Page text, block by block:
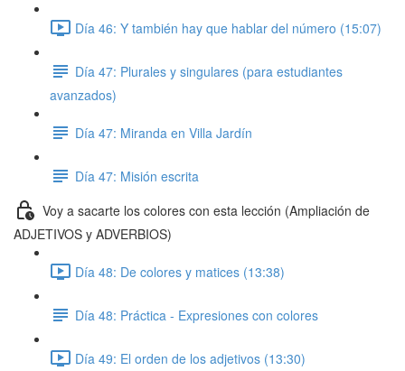
Día 46: Y también hay que hablar del número (15:07)
Día 47: Plurales y singulares (para estudiantes
avanzados)
Día 47: Miranda en Villa Jardín
Día 47: Misión escrita
Voy a sacarte los colores con esta lección (Ampliación de
ADJETIVOS y ADVERBIOS)
Día 48: De colores y matices (13:38)
Día 48: Práctica - Expresiones con colores
Día 49: El orden de los adjetivos (13:30)